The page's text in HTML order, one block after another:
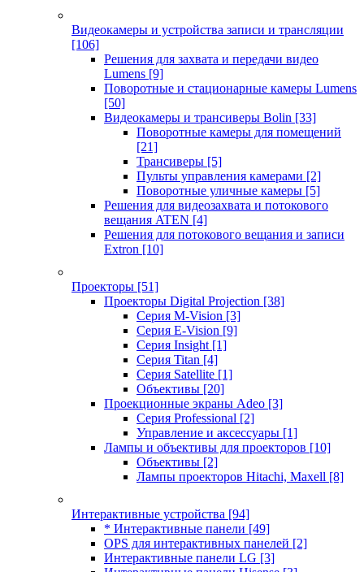
Видеокамеры и устройства записи и трансляции
[106]
Решения для захвата и передачи видео
Lumens [9]
Поворотные и стационарные камеры Lumens
[50]
Видеокамеры и трансиверы Bolin [33]
Поворотные камеры для помещений
[21]
Трансиверы [5]
Пульты управления камерами [2]
Поворотные уличные камеры [5]
Решения для видеозахвата и потокового
вещания ATEN [4]
Решения для потокового вещания и записи
Extron [10]
Проекторы [51]
Проекторы Digital Projection [38]
Серия M-Vision [3]
Серия E-Vision [9]
Серия Insight [1]
Серия Titan [4]
Серия Satellite [1]
Объективы [20]
Проекционные экраны Adeo [3]
Серия Professional [2]
Управление и аксессуары [1]
Лампы и объективы для проекторов [10]
Объективы [2]
Лампы проекторов Hitachi, Maxell [8]
Интерактивные устройства [94]
* Интерактивные панели [49]
OPS для интерактивных панелей [2]
Интерактивные панели LG [3]